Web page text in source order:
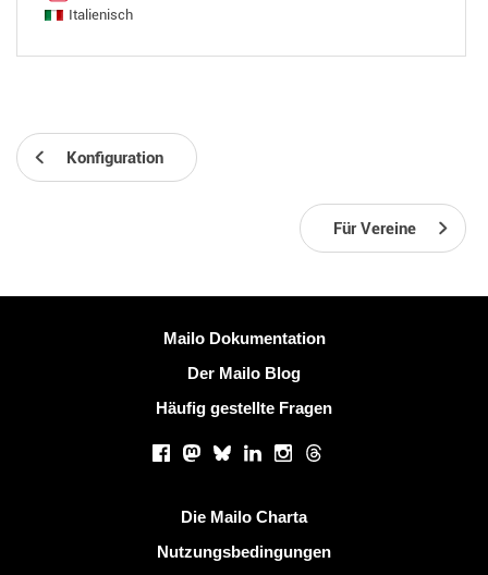
Italienisch
Konfiguration
Für Vereine
Weitere InformationMailo Dokumentation
Der Mailo Blog
Häufig gestellte Fragen
Facebook
Mastodon
BlueskyLinkedInInstagram
Threads
Die Mailo Charta
Nutzungsbedingungen